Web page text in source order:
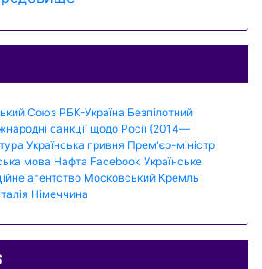
Союз РБК-Україна Безпілотний
санкції щодо Росії (2014—
Українська гривня Прем'єр-міністр
мова Нафта Facebook Українське
агентство Московський Кремль
Італія Німеччина